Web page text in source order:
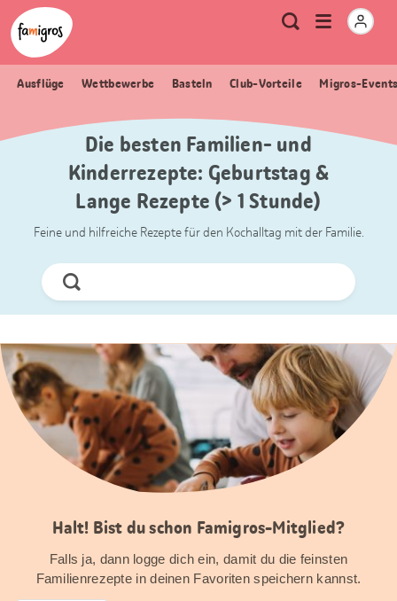
Sprungmarken
Navigation
Header
Logo
Meta
Navigation
Suche
Menu
öffnen
Ausflüge Wettbewerbe Basteln Club-Vorteile Migros-
Die besten Familien- und
Kinderrezepte: Geburtstag &
Lange Rezepte (> 1 Stunde)
Feine und hilfreiche Rezepte für den Kochalltag mit der Familie.
Jetzt
Suchen
Halt! Bist du schon Famigros-Mitglied?
Falls ja, dann logge dich ein, damit du die feinsten
Familienrezepte in deinen Favoriten speichern kannst.